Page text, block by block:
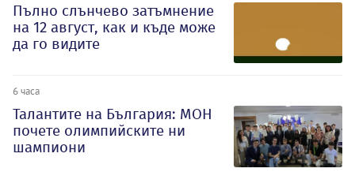
Пълно слънчево затъмнение
на 12 август, как и къде може
да го видите
6 часа
Талантите на България: МОН
почете олимпийските ни
шампиони